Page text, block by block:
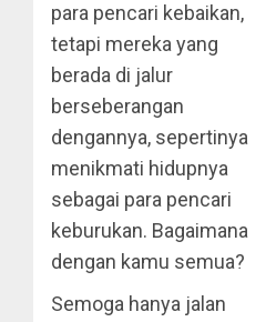
para pencari kebaikan,
tetapi mereka yang
berada di jalur
berseberangan
dengannya, sepertinya
menikmati hidupnya
sebagai para pencari
keburukan. Bagaimana
dengan kamu semua?
Semoga hanya jalan